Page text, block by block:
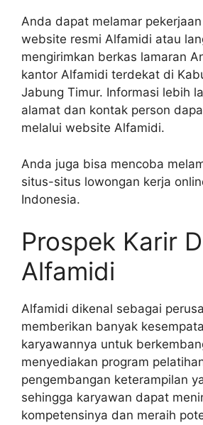
Anda dapat melamar
website resmi Alfamidi atau
mengirimkan berkas lamaran
kantor Alfamidi terdekat di
Jabung Timur. Informasi lebih
alamat dan kontak person
melalui website Alfamidi.
Anda juga bisa mencoba
situs-situs lowongan kerja
Indonesia.
Prospek Karir
Alfamidi
Alfamidi dikenal sebagai
memberikan banyak
karyawannya untuk
menyediakan program
pengembangan keterampilan
sehingga karyawan dapat
kompetensinya dan meraih